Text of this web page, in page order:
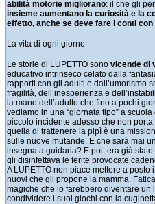
abilità motorie migliorano: il che gli
insieme aumentano la curiosità e la
effetto, anche se deve fare i conti con
La vita di ogni giorno
Le storie di LUPETTO sono vicende di
educativo intrinseco celato dalla
rapporti con gli adulti e dall’umorismo
fragilità, dell’inesperienza e
la mano dell’adulto che fino a pochi
vediamo in una “giornata tipo” a
piccolo incidente adesso che non
quella di trattenere la pipì è una
sulle nuove mutande. E che sarà mai
insegna a guidarla? E poi, era già
gli disinfettava le ferite provocate
A LUPETTO non piace mettere a
nuovi che gli propone la mamma.
magiche che lo farebbero diventare
condividere i suoi giochi con la